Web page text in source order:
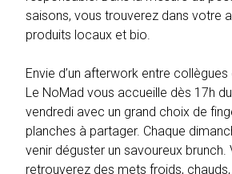
saisons, vous trouverez dans votre
produits locaux et bio.
Envie d’un afterwork entre
Le NoMad vous accueille dès 17h
vendredi avec un grand choix de
planches à partager. Chaque
venir déguster un savoureux brunch.
retrouverez des mets froids,